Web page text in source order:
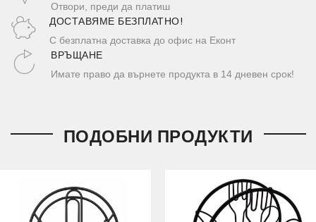
Отвори, преди да платиш
ДОСТАВЯМЕ БЕЗПЛАТНО!
С безплатна доставка до офис на Еконт
ВРЪЩАНЕ
Имате право да върнете продукта в 14 дневен срок!
ПОДОБНИ ПРОДУКТИ